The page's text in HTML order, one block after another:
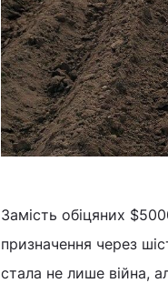
Замість обіцяних
призначення через
стала не лише війна,